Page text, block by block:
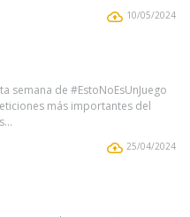
10/05/2024
semana de #EstoNoEsUnJuego
más importantes del
25/04/2024